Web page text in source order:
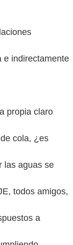
e indirectamente
propia claro
cola, ¿es
las aguas se
todos amigos,
a